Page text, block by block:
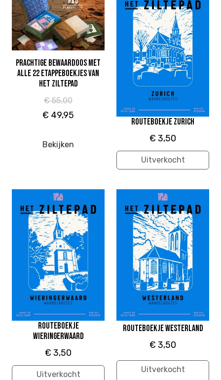
Prachtige bewaardoos met
alle 22 etappeboekjes van
Het Ziltepad
€ 55,00
€ 49,95
Bekijken
Routeboekje Zurich
€ 3,50
Uitverkocht
Routeboekje
Wieringerwaard
€ 3,50
Uitverkocht
Routeboekje Westerland
€ 3,50
Uitverkocht